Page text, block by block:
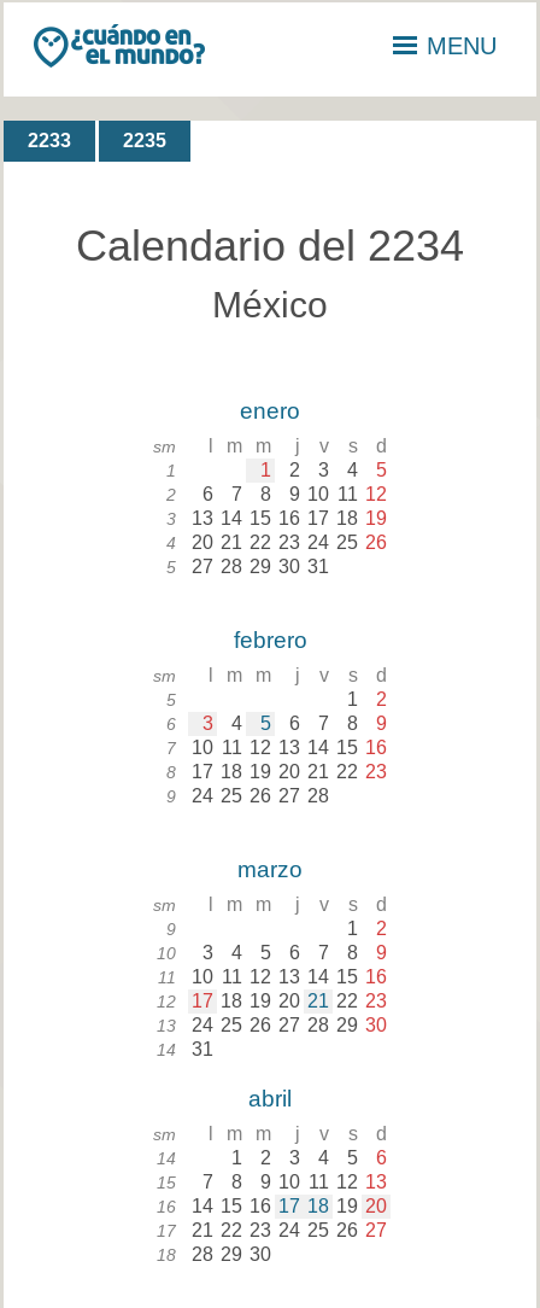
MENU
2233 2235
Calendario del 2234
México
enero
sm m m j v s d
1 1 2 3 4 5
2 6 7 8 9 10 11 12
3 13 14 15 16 17 18 19
4 20 21 22 23 24 25 26
5 27 28 29 30 31
febrero
sm m m j v s d
5 1 2
6 3 4 5 6 7 8 9
7 10 11 12 13 14 15 16
8 17 18 19 20 21 22 23
9 24 25 26 27 28
marzo
sm m m j v s d
9 1 2
10 3 4 5 6 7 8 9
11 10 11 12 13 14 15 16
12 17 18 19 20 21 22 23
13 24 25 26 27 28 29 30
14 31
abril
sm m m j v s d
14 1 2 3 4 5 6
15 7 8 9 10 11 12 13
16 14 15 16 17 18 19 20
17 21 22 23 24 25 26 27
18 28 29 30